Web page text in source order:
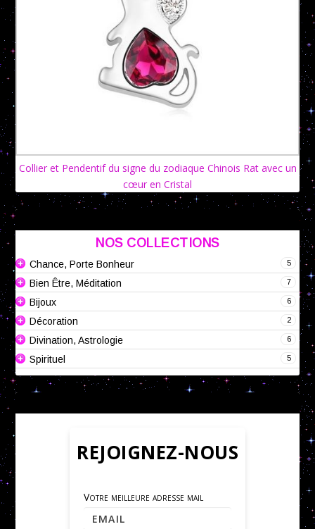
Collier et Pendentif du signe du zodiaque Chinois Rat avec un
cœur en Cristal
NOS COLLECTIONS
5
Chance, Porte Bonheur
7
Bien Être, Méditation
6
Bijoux
2
Décoration
6
Divination, Astrologie
5
Spirituel
REJOIGNEZ-NOUS
Votre meilleure adresse mail